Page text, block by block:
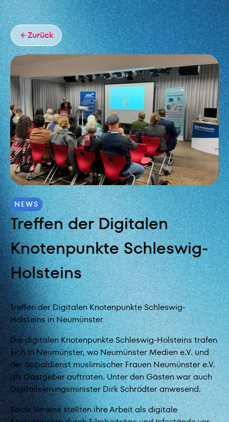
NEWS
Treffen der Digitalen
Knotenpunkte Schleswig-
Holsteins
Treffen der Digitalen Knotenpunkte Schleswig-
Holsteins in Neumünster
Die digitalen Knotenpunkte Schleswig-Holsteins trafen
sich in Neumünster, wo Neumünster Medien e.V. und
der Sozialdienst muslimischer Frauen Neumünster e.V.
als Gastgeber auftraten. Unter den Gästen war auch
Digitalisierungsminister Dirk Schrödter anwesend.
Beide Vereine stellten ihre Arbeit als digitale
Zurück